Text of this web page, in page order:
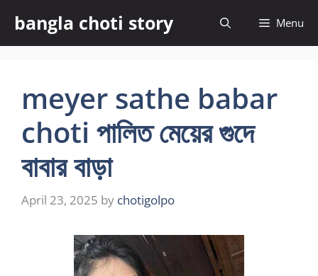
content
bangla choti story Menu
meyer sathe babar
choti পালিত মেয়ের গুদে
বাবার বাড়া
April 23, 2025 by chotigolpo